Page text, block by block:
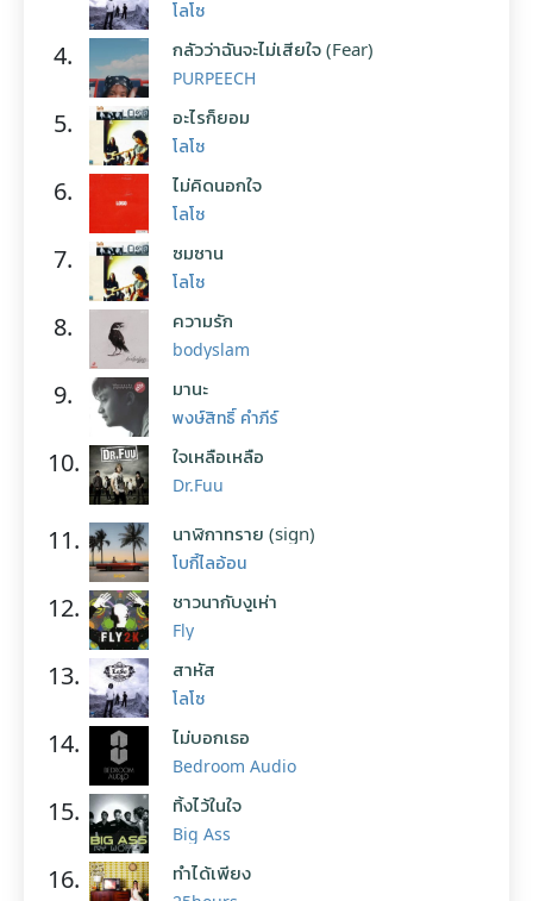
โลโซ
4. กลัวว่าฉันจะไม่เสียใจ (Fear)
PURPEECH
5. อะไรก็ยอม
โลโซ
6. ไม่คิดนอกใจ
โลโซ
7. ซมซาน
โลโซ
8. ความรัก
bodyslam
9. มานะ
พงษ์สิทธิ์ คำภีร์
10. ใจเหลือเหลือ
Dr.Fuu
11. นาฬิกาทราย (sign)
โบกี้ไลอ้อน
12. ชาวนากับงูเห่า
Fly
13. สาหัส
โลโซ
14. ไม่บอกเธอ
Bedroom Audio
15. ทิ้งไว้ในใจ
Big Ass
16. ทำได้เพียง